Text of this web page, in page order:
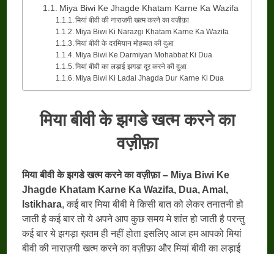
Miya Biwi Ke Jhagde Khatam Karne Ka Wazifa
मियां बीवी की नाराज़गी खत्म करने का वज़ीफ़ा
Miya Biwi Ki Narazgi Khatam Karne Ka Wazifa
मियां बीवी के दरमियान मोहब्बत की दुआ
Miya Biwi Ke Darmiyan Mohabbat Ki Dua
मियां बीवी का लड़ाई झगड़ा दूर करने की दुआ
Miya Biwi Ki Ladai Jhagda Dur Karne Ki Dua
मिया बीवी के झगडे खत्म करने का
वज़ीफ़ा
मिया बीवी के झगडे खत्म करने का वज़ीफ़ा – Miya Biwi Ke
Jhagde Khatam Karne Ka Wazifa, Dua, Amal,
Istikhara, कई बार मिया बीबी मे किसी बात को लेकर तनातनी हो
जाती है कई बार तो ये अपने आप कुछ समय मे शांत हो जाती है परन्तु
कई बार ये झगड़ा ख़तम ही नहीं होता इसलिए आज हम आपको मियां
बीवी की नाराज़गी खत्म करने का वज़ीफ़ा और मियां बीवी का लड़ाई